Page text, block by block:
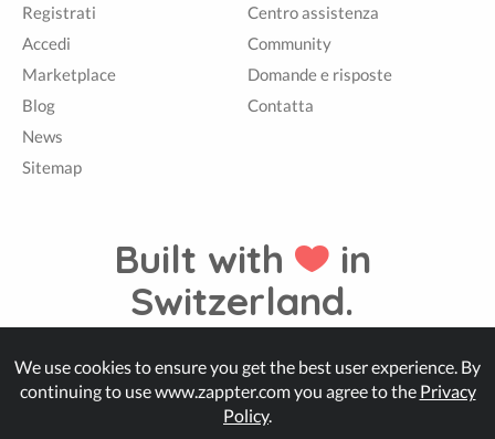
Registrati
Accedi
Marketplace
Blog
News
Sitemap
Centro assistenza
Community
Domande e risposte
Contatta
Built with
in
Switzerland.
© Zappter
We use cookies to ensure you get the best user experience. By
continuing to use www.zappter.com you agree to the Privacy
Policy.